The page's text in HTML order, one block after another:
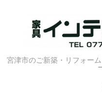
宮津市のご新築・リフォ